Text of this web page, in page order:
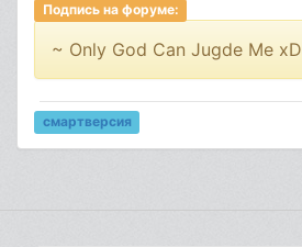
Подпись на форуме:
~ Only God Can Jugde Me xD
смартверсия